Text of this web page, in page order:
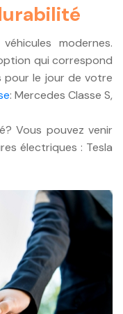
modernes.
qui correspond
pour le jour de votre
: Mercedes Classe S,
Vous pouvez venir
électriques : Tesla